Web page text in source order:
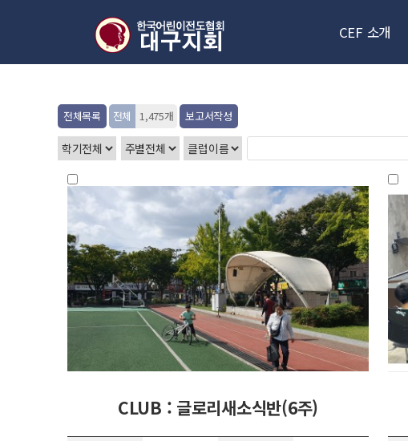
CEF 소개
조직도
신앙성명서
한국/국제CEF
오시는 길
전체목록 전체 1,475개 보고서작성
CLUB : 글로리새소식반(6주)